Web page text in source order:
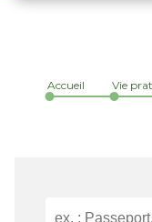
Accueil Vie